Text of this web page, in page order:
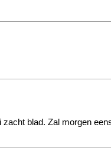
blad. Zal morgen